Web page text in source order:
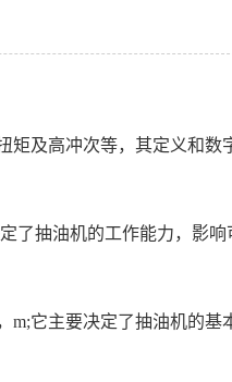
矩及高冲次等，其定义和数
了抽油机的工作能力，影响
m;它主要决定了抽油机的基